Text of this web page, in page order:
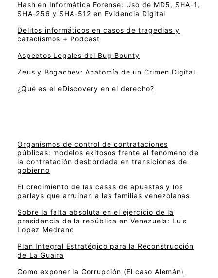
Hash en Informática Forense: Uso de MD5, SHA-1,
SHA-256 y SHA-512 en Evidencia Digital
Delitos informáticos en casos de tragedias y
cataclismos + Podcast
Aspectos Legales del Bug Bounty
Zeus y Bogachev: Anatomía de un Crimen Digital
¿Qué es el eDiscovery en el derecho?
Organismos de control de contrataciones
públicas: modelos exitosos frente al fenómeno de
la contratación desbordada en transiciones de
gobierno
El crecimiento de las casas de apuestas y los
parlays que arruinan a las familias venezolanas
Sobre la falta absoluta en el ejercicio de la
presidencia de la república en Venezuela: Luis
Lopez Medrano
Plan Integral Estratégico para la Reconstrucción
de La Guaira
Como exponer la Corrupción (El caso Alemán)